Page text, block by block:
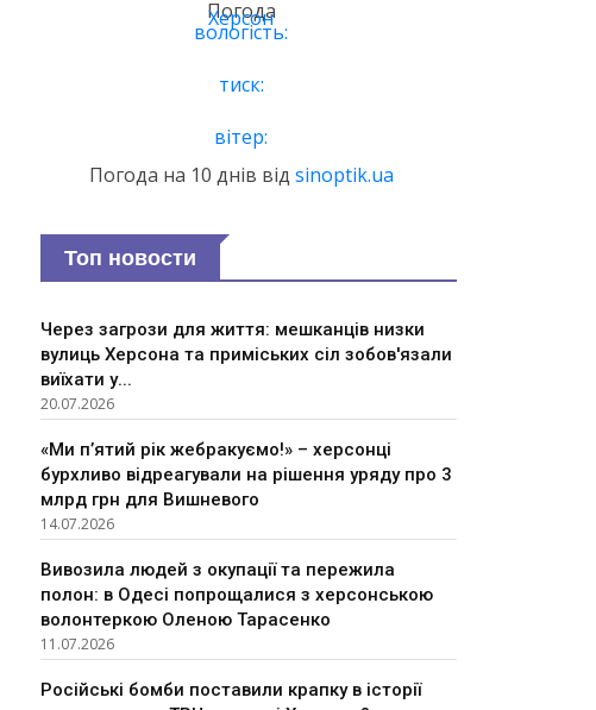
Погода
Херсон
вологість:
тиск:
вітер:
Погода на 10 днів від sinoptik.ua
Топ новости
Через загрози для життя: мешканців низки
вулиць Херсона та приміських сіл зобов'язали
виїхати у...
20.07.2026
«Ми п’ятий рік жебракуємо!» – херсонці
бурхливо відреагували на рішення уряду про 3
млрд грн для Вишневого
14.07.2026
Вивозила людей з окупації та пережила
полон: в Одесі попрощалися з херсонською
волонтеркою Оленою Тарасенко
11.07.2026
Російські бомби поставили крапку в історії